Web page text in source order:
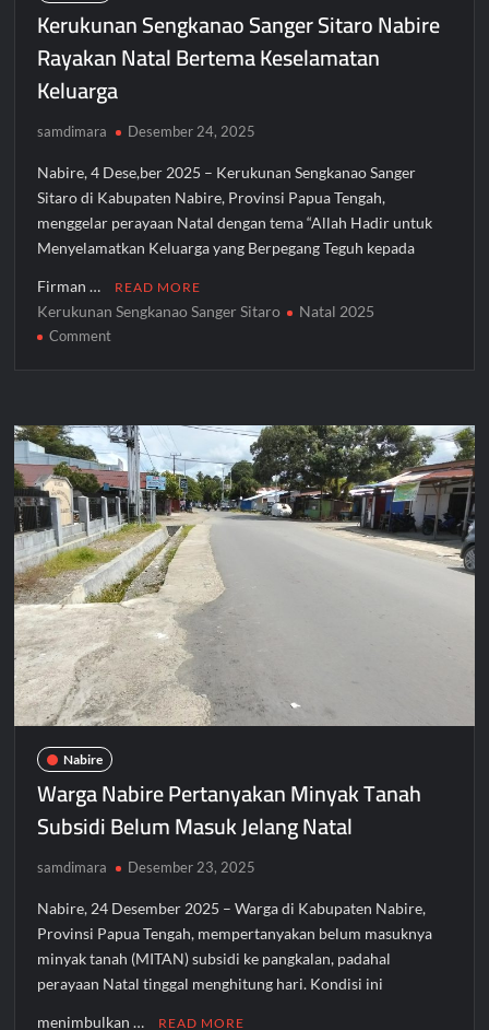
Kerukunan Sengkanao Sanger Sitaro Nabire
Rayakan Natal Bertema Keselamatan
Keluarga
samdimara Desember 24, 2025
Nabire, 4 Dese,ber 2025 – Kerukunan Sengkanao Sanger
Sitaro di Kabupaten Nabire, Provinsi Papua Tengah,
menggelar perayaan Natal dengan tema “Allah Hadir untuk
Menyelamatkan Keluarga yang Berpegang Teguh kepada
Firman … READ MORE
Kerukunan Sengkanao Sanger Sitaro Natal 2025
Commenton
Sitaro
Nabire
Rayakan
Natal
Bertema
Keselamatan
Keluarga
Nabire
Warga Nabire Pertanyakan Minyak Tanah
Subsidi Belum Masuk Jelang Natal
samdimara Desember 23, 2025
Nabire, 24 Desember 2025 – Warga di Kabupaten Nabire,
Provinsi Papua Tengah, mempertanyakan belum masuknya
minyak tanah (MITAN) subsidi ke pangkalan, padahal
perayaan Natal tinggal menghitung hari. Kondisi ini
menimbulkan … READ MORE